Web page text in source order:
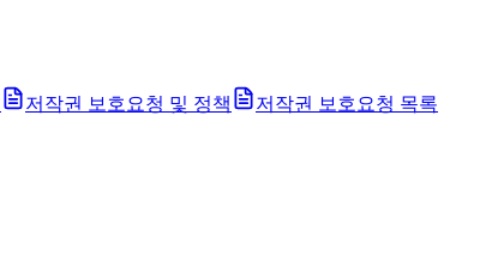
저작권 보호요청 및 정책 저작권 보호요청 목록